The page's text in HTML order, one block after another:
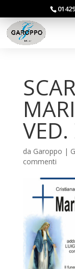
da Garoppo |
commenti